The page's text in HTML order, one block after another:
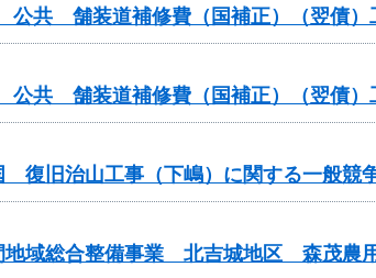
公共 舗装道補修費（国補正）（翌債）
公共 舗装道補修費（国補正）（翌債）
復旧治山工事（下嶋）に関する一般競
地域総合整備事業 北吉城地区 森茂農